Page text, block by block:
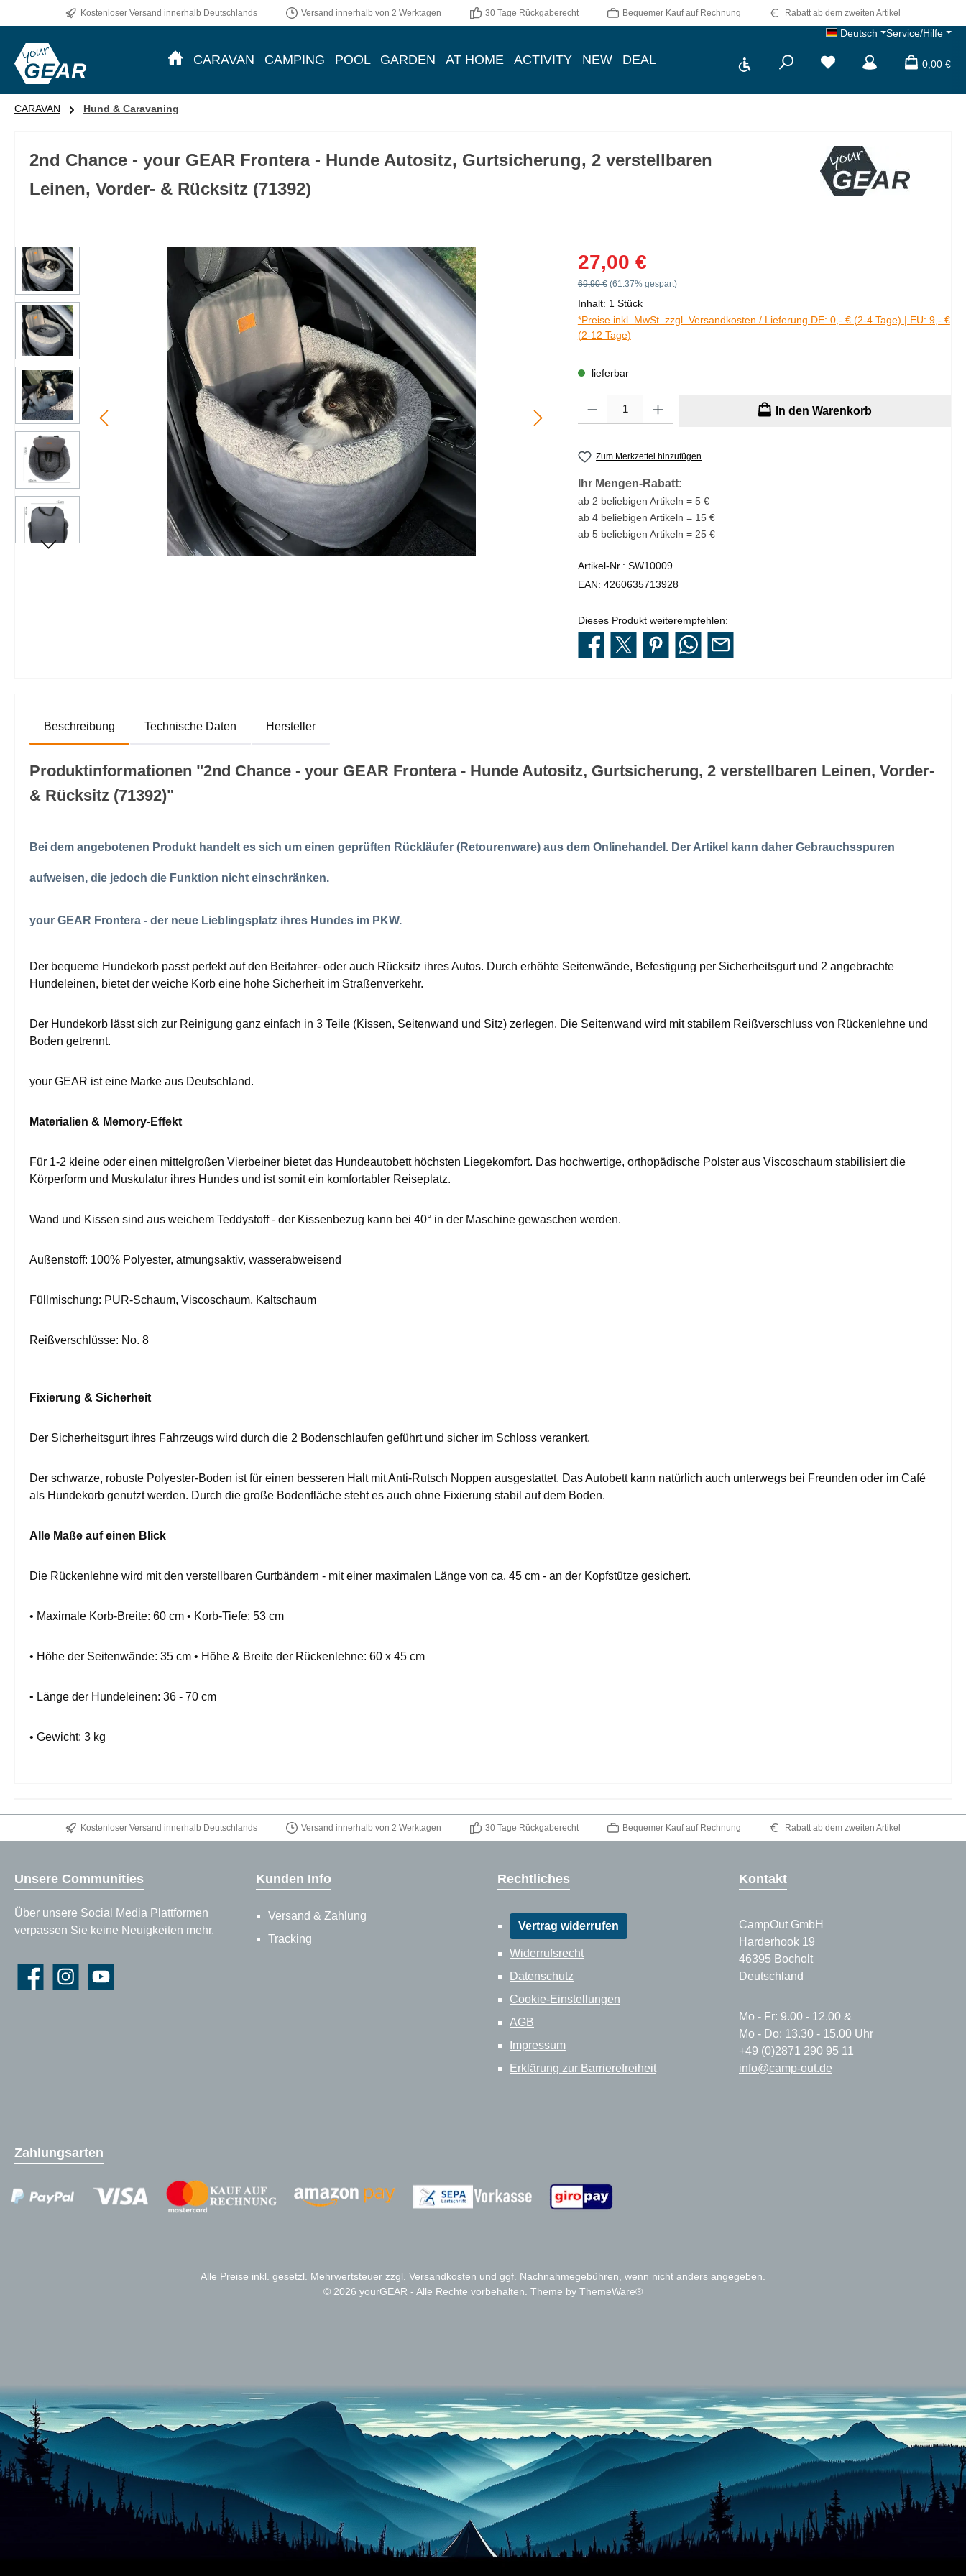
Hauptinhalt springen
Zur Suche springen
Zur Hauptnavigation springen
Kostenloser Versand innerhalb Deutschlands Versand innerhalb von 2 Werktagen 30 Tage Rückgaberecht Bequemer Kauf auf Rechnung Rabatt ab dem zweiten Artikel
Deutsch Service/Hilfe
CARAVAN CAMPING POOL GARDEN AT HOME ACTIVITY NEW DEAL Werkzeugleiste anzeigen 0,00 €
CARAVAN Hund & Caravaning
2nd Chance - your GEAR Frontera - Hunde Autositz, Gurtsicherung, 2 verstellbaren
Leinen, Vorder- & Rücksitz (71392)
Bildergalerie überspringen Verkaufspreis:
27,00 €
Regulärer Preis:
69,90 € (61.37% gespart)
Inhalt: 1 Stück
*Preise inkl. MwSt. zzgl. Versandkosten / Lieferung DE: 0,- € (2-4 Tage) | EU: 9,- €
(2-12 Tage)
lieferbar
Produkt Anzahl: Gib den gewünschten Wert ein oder benutze die Schaltflächen um
In den Warenkorb
Zum Merkzettel hinzufügen
Ihr Mengen-Rabatt:
ab 2 beliebigen Artikeln = 5 €
ab 4 beliebigen Artikeln = 15 €
ab 5 beliebigen Artikeln = 25 €
Artikel-Nr.: SW10009
EAN: 4260635713928
Dieses Produkt weiterempfehlen:
Beschreibung Technische Daten Hersteller
Produktinformationen "2nd Chance - your GEAR Frontera - Hunde Autositz, Gurtsicherung, 2 verstellbaren Leinen, Vorder-
& Rücksitz (71392)"
Bei dem angebotenen Produkt handelt es sich um einen geprüften Rückläufer (Retourenware) aus dem Onlinehandel. Der Artikel kann daher Gebrauchsspuren
aufweisen, die jedoch die Funktion nicht einschränken.
your GEAR Frontera - der neue Lieblingsplatz ihres Hundes im PKW.
Der bequeme Hundekorb passt perfekt auf den Beifahrer- oder auch Rücksitz ihres Autos. Durch erhöhte Seitenwände, Befestigung per Sicherheitsgurt und 2 angebrachte
Hundeleinen, bietet der weiche Korb eine hohe Sicherheit im Straßenverkehr.
Der Hundekorb lässt sich zur Reinigung ganz einfach in 3 Teile (Kissen, Seitenwand und Sitz) zerlegen. Die Seitenwand wird mit stabilem Reißverschluss von Rückenlehne und
Boden getrennt.
your GEAR ist eine Marke aus Deutschland.
Materialien & Memory-Effekt
Für 1-2 kleine oder einen mittelgroßen Vierbeiner bietet das Hundeautobett höchsten Liegekomfort. Das hochwertige, orthopädische Polster aus Viscoschaum stabilisiert die
Körperform und Muskulatur ihres Hundes und ist somit ein komfortabler Reiseplatz.
Wand und Kissen sind aus weichem Teddystoff - der Kissenbezug kann bei 40° in der Maschine gewaschen werden.
Außenstoff: 100% Polyester, atmungsaktiv, wasserabweisend
Füllmischung: PUR-Schaum, Viscoschaum, Kaltschaum
Reißverschlüsse: No. 8
Fixierung & Sicherheit
Der Sicherheitsgurt ihres Fahrzeugs wird durch die 2 Bodenschlaufen geführt und sicher im Schloss verankert.
Der schwarze, robuste Polyester-Boden ist für einen besseren Halt mit Anti-Rutsch Noppen ausgestattet. Das Autobett kann natürlich auch unterwegs bei Freunden oder im Café
als Hundekorb genutzt werden. Durch die große Bodenfläche steht es auch ohne Fixierung stabil auf dem Boden.
Alle Maße auf einen Blick
Die Rückenlehne wird mit den verstellbaren Gurtbändern - mit einer maximalen Länge von ca. 45 cm - an der Kopfstütze gesichert.
• Maximale Korb-Breite: 60 cm • Korb-Tiefe: 53 cm
• Höhe der Seitenwände: 35 cm • Höhe & Breite der Rückenlehne: 60 x 45 cm
• Länge der Hundeleinen: 36 - 70 cm
• Gewicht: 3 kg
Kostenloser Versand innerhalb Deutschlands Versand innerhalb von 2 Werktagen 30 Tage Rückgaberecht Bequemer Kauf auf Rechnung Rabatt ab dem zweiten Artikel
Kunden Info
Versand & Zahlung
Tracking
Rechtliches
Vertrag widerrufen
Widerrufsrecht
Datenschutz
Cookie-Einstellungen
AGB
Impressum
Erklärung zur Barrierefreiheit
Kontakt
CampOut GmbH
Harderhook 19
46395 Bocholt
Deutschland
Mo - Fr: 9.00 - 12.00 &
Mo - Do: 13.30 - 15.00 Uhr
+49 (0)2871 290 95 11
info@camp-out.de
Unsere Communities
Über unsere Social Media Plattformen
verpassen Sie keine Neuigkeiten mehr.
FacebookInstagramYouTube
Zahlungsarten
Zahlungsanbieter Zahlungsanbieter Zahlungsanbieter
Alle Preise inkl. gesetzl. Mehrwertsteuer zzgl. Versandkosten und ggf. Nachnahmegebühren, wenn nicht anders angegeben.
© 2026 yourGEAR - Alle Rechte vorbehalten. Theme by ThemeWare®